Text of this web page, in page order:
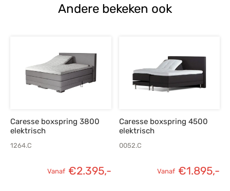
Andere bekeken ook
Caresse boxspring 3800
elektrisch
1264.C
Vanaf €2.395,-
Caresse boxspring 4500
elektrisch
0052.C
Vanaf €1.895,-